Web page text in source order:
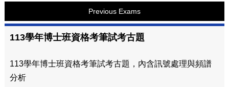
Previous Exams
113學年博士班資格考筆試考古題
113學年博士班資格考筆試考古題，內含訊號處理與頻譜
分析